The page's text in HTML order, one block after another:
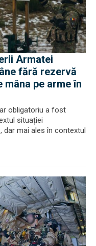
Armatei
fără rezervă
mâna pe arme în
obligatoriu a fost
situației
dar mai ales în contextul